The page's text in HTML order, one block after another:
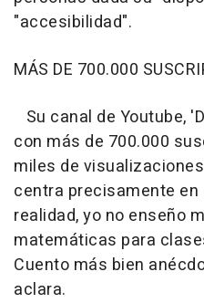
"accesibilidad".
MÁS DE 700.000
Su canal de Youtube,
con más de 700.000
miles de
centra precisamente en
realidad, yo no enseño
matemáticas para
Cuento más bien
aclara.